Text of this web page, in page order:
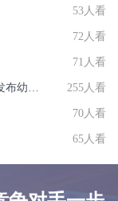
53人看
72人看
71人看
[营销技巧]公办实验幼儿园怎么在网上投稿发布幼儿园正能量推广稿件？ 255人看
70人看
65人看